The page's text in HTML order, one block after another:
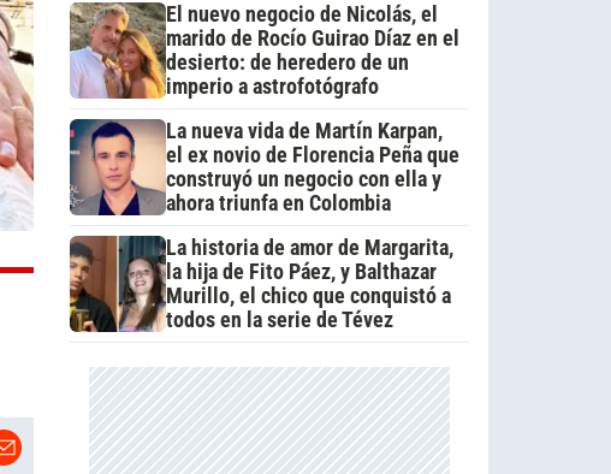
El nuevo negocio de Nicolás, el
marido de Rocío Guirao Díaz en el
desierto: de heredero de un
imperio a astrofotógrafo
La nueva vida de Martín Karpan,
el ex novio de Florencia Peña que
construyó un negocio con ella y
ahora triunfa en Colombia
La historia de amor de Margarita,
la hija de Fito Páez, y Balthazar
Murillo, el chico que conquistó a
todos en la serie de Tévez